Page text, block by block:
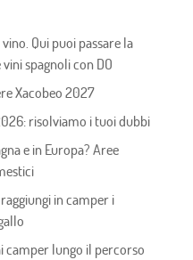
Qui puoi passare la
spagnoli con DO
Xacobeo 2027
risolviamo i tuoi dubbi
e in Europa? Aree
in camper i
camper lungo il percorso